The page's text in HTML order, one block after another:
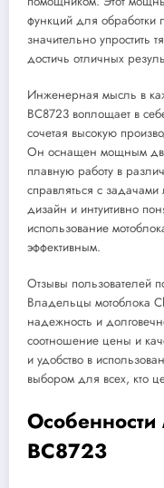
функций для обработки
значительно упростить
достичь отличных
Инженерная мысль в
BC8723 воплощает в
сочетая высокую
Он оснащен мощным
плавную работу в
справляться с
дизайн и интуитивно
использование
эффективным.
Отзывы пользователей
Владельцы мотоблока
надежность и
соотношение цены и
и удобство в
выбором для всех, кто
Особенности
BC8723